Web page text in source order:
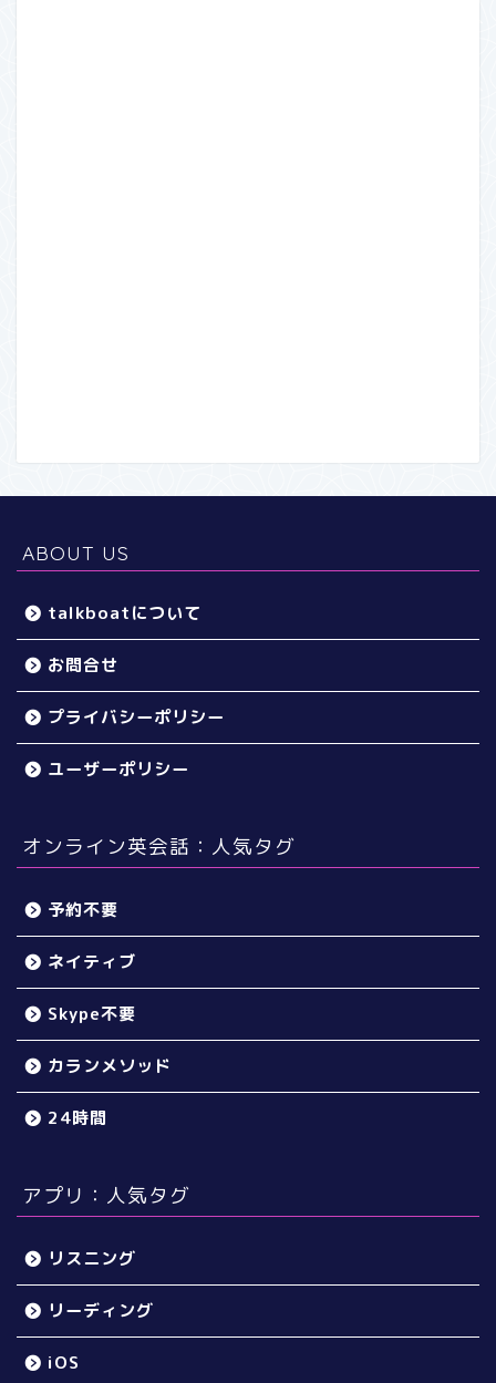
ABOUT US
talkboatについて
お問合せ
プライバシーポリシー
ユーザーポリシー
オンライン英会話：人気タグ
予約不要
ネイティブ
Skype不要
カランメソッド
24時間
アプリ：人気タグ
リスニング
リーディング
iOS